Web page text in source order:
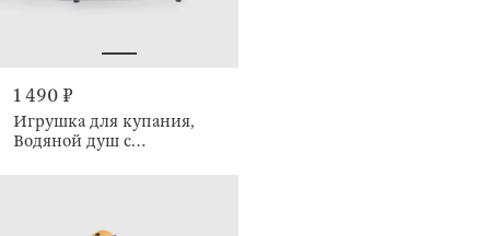
1 490 ₽
Игрушка для купания,
Водяной душ с